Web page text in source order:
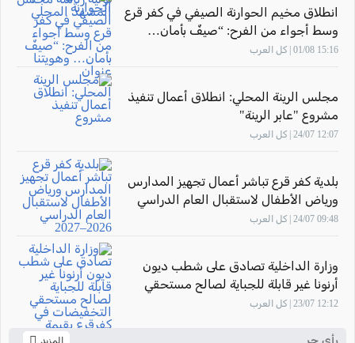
انطلاق مخيم الحوارنة الصيفي في كفر قرع
وسط أجواء من الفرح: “صيفٌ بأمان…
وهويتنا عنوان"
15:16 01/08 | كل العرب
مجلس الرينة المحلي: انطلاق أعمال تنفيذ
مشروع "عابر الرينة"
12:07 24/07 | كل العرب
بلدية كفر قرع تباشر أعمال تجهيز المدارس
ورياض الأطفال لاستقبال العام الدراسي
2026–2027
09:48 24/07 | كل العرب
وزارة الداخلية تصادق على شطب ديون
أرنونا غير قابلة للجباية لصالح مستحقي
12:12 23/07 | كل العرب
رأي حر المزيد